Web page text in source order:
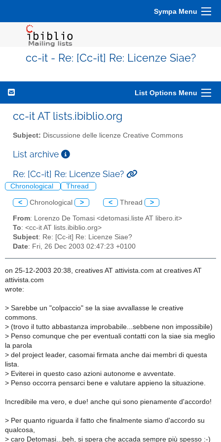
Sympa Menu
cc-it - Re: [Cc-it] Re: Licenze Siae?
List Options Menu
cc-it AT lists.ibiblio.org
Subject: Discussione delle licenze Creative Commons
List archive
Re: [Cc-it] Re: Licenze Siae?
Chronological Thread
< Chronological > < Thread >
From: Lorenzo De Tomasi <detomasi.liste AT libero.it>
To: <cc-it AT lists.ibiblio.org>
Subject: Re: [Cc-it] Re: Licenze Siae?
Date: Fri, 26 Dec 2003 02:47:23 +0100
on 25-12-2003 20:38, creatives AT attivista.com at creatives AT
attivista.com
wrote:
> Sarebbe un "colpaccio" se la siae avvallasse le creative
commons.
> (trovo il tutto abbastanza improbabile...sebbene non impossibile)
> Penso comunque che per eventuali contatti con la siae sia meglio
la parola
> del project leader, casomai firmata anche dai membri di questa
lista.
> Eviterei in questo caso azioni autonome e avventate.
> Penso occorra pensarci bene e valutare appieno la situazione.
Incredibile ma vero, e due! anche qui sono pienamente d'accordo!
> Per quanto riguarda il fatto che finalmente siamo d'accordo su
qualcosa,
> caro Detomasi...beh, si spera che accada sempre più spesso :-)